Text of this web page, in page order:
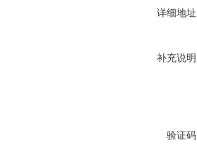
详细地
补充说
验证